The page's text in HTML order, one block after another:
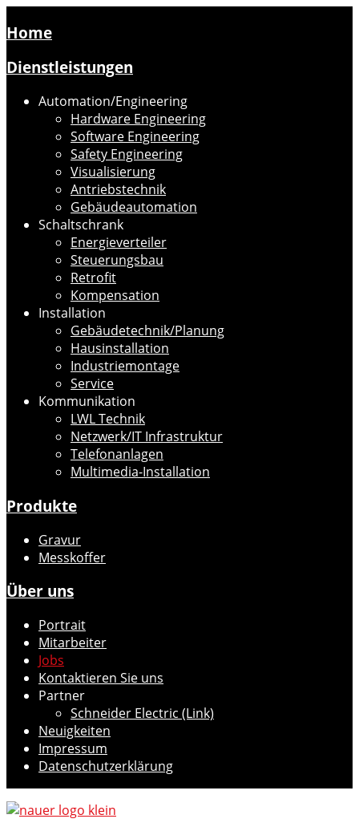
Home
Dienstleistungen
Automation/Engineering
Hardware Engineering
Software Engineering
Safety Engineering
Visualisierung
Antriebstechnik
Gebäudeautomation
Schaltschrank
Energieverteiler
Steuerungsbau
Retrofit
Kompensation
Installation
Gebäudetechnik/Planung
Hausinstallation
Industriemontage
Service
Kommunikation
LWL Technik
Netzwerk/IT Infrastruktur
Telefonanlagen
Multimedia-Installation
Produkte
Gravur
Messkoffer
Über uns
Portrait
Mitarbeiter
Jobs
Kontaktieren Sie uns
Partner
Schneider Electric (Link)
Neuigkeiten
Impressum
Datenschutzerklärung